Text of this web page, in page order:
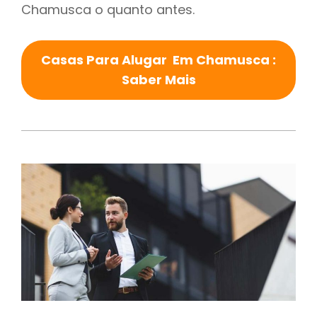
Chamusca o quanto antes.
Casas Para Alugar Em Chamusca :
Saber Mais